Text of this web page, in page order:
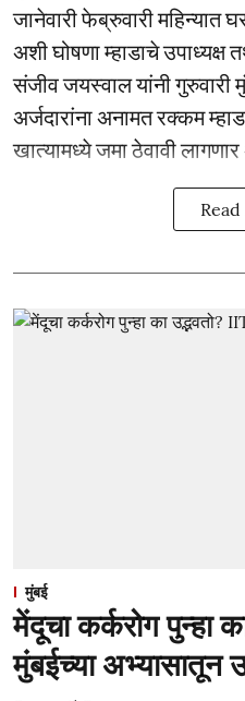
जानेवारी फेब्रुवारी महिन्यात
अशी घोषणा म्हाडाचे उपाध्यक्ष
संजीव जयस्वाल यांनी गुरुवारी
अर्जदारांना अनामत रक्कम
खात्यामध्ये जमा ठेवावी
मुंबई
मेंदूचा कर्करोग पुन्हा
मुंबईच्या